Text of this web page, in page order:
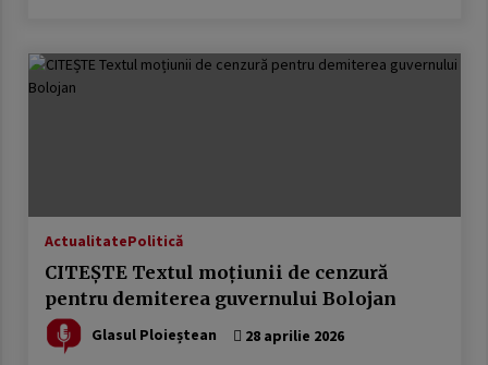
ActualitatePolitică
CITEȘTE Textul moțiunii de cenzură
pentru demiterea guvernului Bolojan
Glasul Ploieștean 28 aprilie 2026